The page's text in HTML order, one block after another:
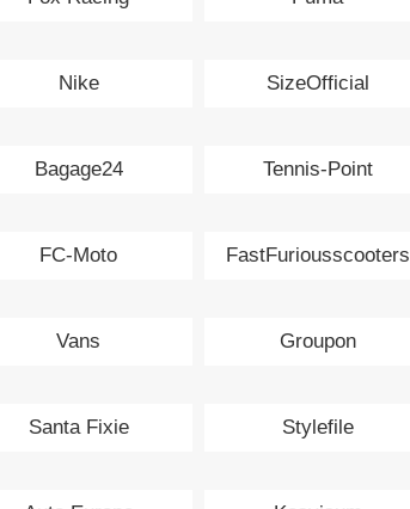
Nike SizeOfficial
Bagage24 Tennis-Point
FC-Moto FastFuriousscooters
Vans Groupon
Santa Fixie Stylefile